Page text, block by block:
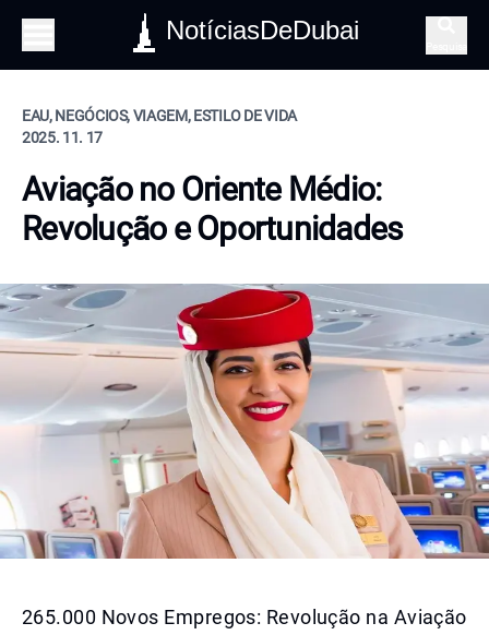
NotíciasDeDubai
EAU, NEGÓCIOS, VIAGEM, ESTILO DE VIDA
2025. 11. 17
Aviação no Oriente Médio:
Revolução e Oportunidades
265.000 Novos Empregos: Revolução na Aviação